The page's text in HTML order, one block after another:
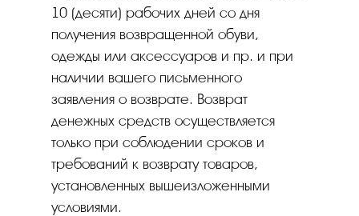
10 (десяти) рабочих дней со дня
получения возвращенной обуви,
одежды или аксессуаров и пр. и при
наличии вашего письменного
заявления о возврате. Возврат
денежных средств осуществляется
только при соблюдении сроков и
требований к возврату товаров,
установленных вышеизложенными
условиями.